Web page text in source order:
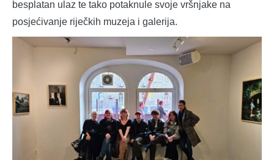
besplatan ulaz te tako potaknule svoje vršnjake na
posjećivanje riječkih muzeja i galerija.